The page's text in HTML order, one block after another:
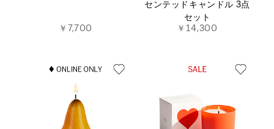
￥7,700
センテッドキャンドル 3点
セット
￥14,300